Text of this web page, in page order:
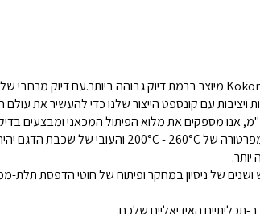
ויציבות עם קונספט הייצור שלנו כדי להעשיר את
תכליתיים האידיאליים שלכם.